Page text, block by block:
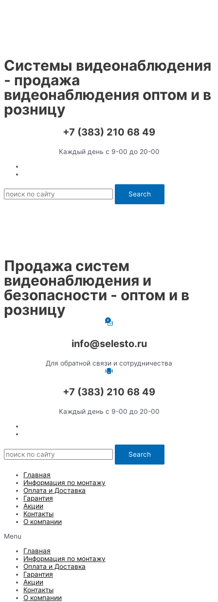
Системы видеонаблюдения
- продажа
видеонаблюдения оптом и в
розницу
+7 (383) 210 68 49
Каждый день с 9-00 до 20-00
Search
Продажа систем
видеонаблюдения и
безопасности - оптом и в
розницу
info@selesto.ru
Для обратной связи и сотрудничества
+7 (383) 210 68 49
Каждый день с 9-00 до 20-00
Search
Главная
Информация по монтажу
Оплата и Доставка
Гарантия
Акции
Контакты
О компании
Menu
Главная
Информация по монтажу
Оплата и Доставка
Гарантия
Акции
Контакты
О компании